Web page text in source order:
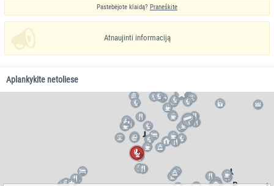
Pastebėjote klaidą? Praneškite
Atnaujinti informaciją
Aplankykite netoliese